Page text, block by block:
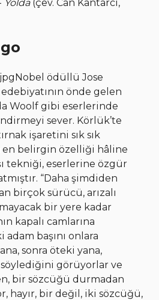
Yolda (çev. Can Kantarcı,
Nobel ödüllü Jose
önde gelen
Woolf gibi eserlerinde
sever. Körlük’te
işaretini sık sık
en belirgin özelliği hâline
tekniği, eserlerine özgür
“Daha şimdiden
birçok sürücü, arızalı
bir yere kadar
kapalı camlarına
başını onlara
sonra öteki yana,
söylediğini görüyorlar ve
bir sözcüğü durmadan
hayır, bir değil, iki sözcüğü,